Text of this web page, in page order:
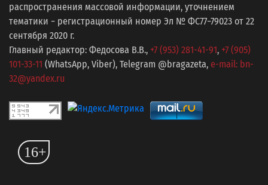
распространения массовой информации, уточнением
тематики − регистрационный номер Эл № ФС77−79023 от 22
сентября 2020 г.
Главный редактор: Федосова В.В., +7 (953) 281-41-91, +7 (905)
101-33-11 (WhatsApp, Viber), Telegram @bragazeta, e-mail: bn-
32@yandex.ru
16+